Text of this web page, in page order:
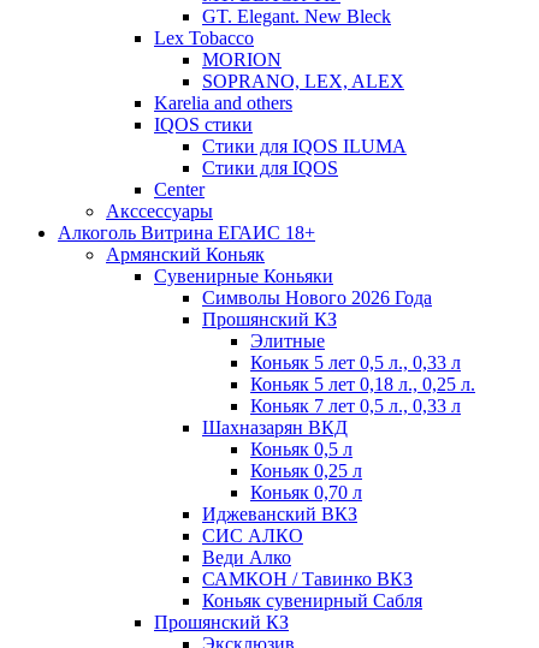
GT. Elegant. New Bleck
Lex Tobacco
MORION
SOPRANO, LEX, ALEX
Karelia and others
IQOS стики
Стики для IQOS ILUMA
Стики для IQOS
Сenter
Акссессуары
Алкоголь Витрина ЕГАИС 18+
Армянский Коньяк
Сувенирные Коньяки
Символы Нового 2026 Года
Прошянский КЗ
Элитные
Коньяк 5 лет 0,5 л., 0,33 л
Коньяк 5 лет 0,18 л., 0,25 л.
Коньяк 7 лет 0,5 л., 0,33 л
Шахназарян ВКД
Коньяк 0,5 л
Коньяк 0,25 л
Коньяк 0,70 л
Иджеванский ВКЗ
СИС АЛКО
Веди Алко
САМКОН / Тавинко ВКЗ
Коньяк сувенирный Сабля
Прошянский КЗ
Эксклюзив